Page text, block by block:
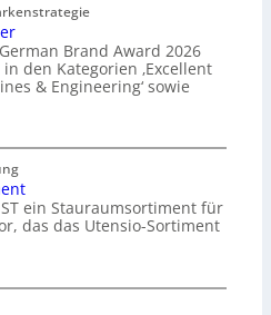
Brand Award 2026
den Kategorien ‚Excellent
& Engineering‘ sowie
ein Stauraumsortiment für
das das Utensio-Sortiment